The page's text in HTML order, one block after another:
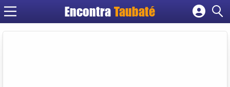
EncontraTaubaté
Cadastrar empresa